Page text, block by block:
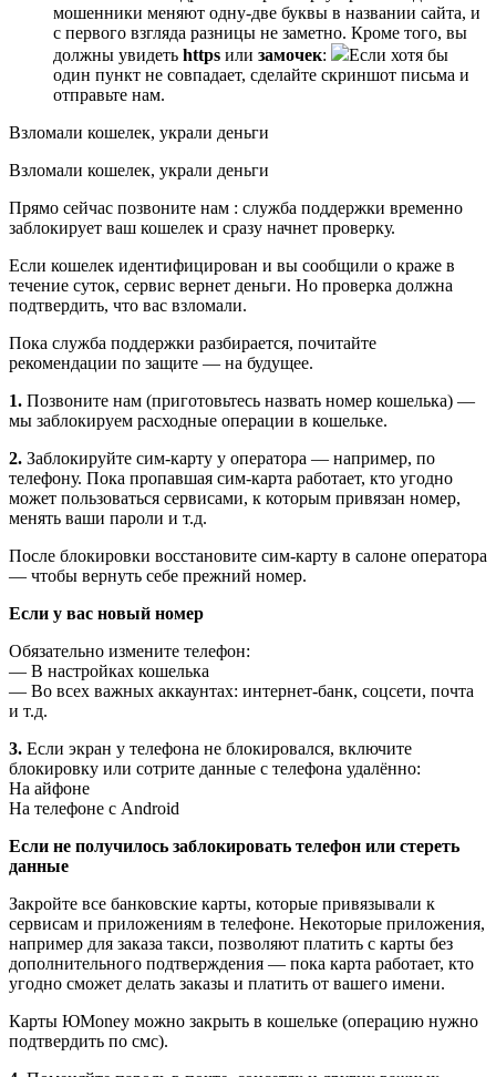
мошенники меняют одну-две буквы в названии сайта, и
с первого взгляда разницы не заметно. Кроме того, вы
должны увидеть https или замочек:
Если хотя бы
один пункт не совпадает, сделайте скриншот письма и
отправьте нам.
Взломали кошелек, украли деньги
Взломали кошелек, украли деньги
Прямо сейчас позвоните нам : служба поддержки временно
заблокирует ваш кошелек и сразу начнет проверку.
Если кошелек идентифицирован и вы сообщили о краже в
течение суток, сервис вернет деньги. Но проверка должна
подтвердить, что вас взломали.
Пока служба поддержки разбирается, почитайте
рекомендации по защите — на будущее.
1. Позвоните нам (приготовьтесь назвать номер кошелька) —
мы заблокируем расходные операции в кошельке.
2. Заблокируйте сим-карту у оператора — например, по
телефону. Пока пропавшая сим-карта работает, кто угодно
может пользоваться сервисами, к которым привязан номер,
менять ваши пароли и т.д.
После блокировки восстановите сим-карту в салоне оператора
— чтобы вернуть себе прежний номер.
Если у вас новый номер
Обязательно измените телефон:
— В настройках кошелька
— Во всех важных аккаунтах: интернет-банк, соцсети, почта
и т.д.
3. Если экран у телефона не блокировался, включите
блокировку или сотрите данные с телефона удалённо:
На айфоне
На телефоне с Android
Если не получилось заблокировать телефон или стереть
данные
Закройте все банковские карты, которые привязывали к
сервисам и приложениям в телефоне. Некоторые приложения,
например для заказа такси, позволяют платить с карты без
дополнительного подтверждения — пока карта работает, кто
угодно сможет делать заказы и платить от вашего имени.
Карты ЮMoney можно закрыть в кошельке (операцию нужно
подтвердить по смс).